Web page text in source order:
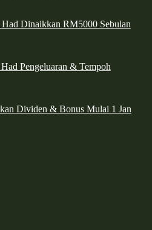
Dinaikkan RM5000 Sebulan
Pengeluaran & Tempoh
Dividen & Bonus Mulai 1 Jan